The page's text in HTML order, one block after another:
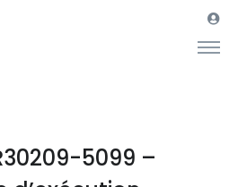
5099 –